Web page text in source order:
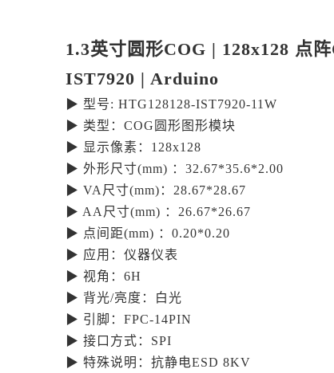
1.3英寸圆形COG | 128x128 点
IST7920 | Arduino
▶ 型号: HTG128128-IST7920-11W
▶ 类型：COG圆形图形模块
▶ 显示像素：128x128
▶ 外形尺寸(mm) ：32.67*35.6*2.00
▶ VA尺寸(mm)：28.67*28.67
▶ AA尺寸(mm) ：26.67*26.67
▶ 点间距(mm) ：0.20*0.20
▶ 应用：仪器仪表
▶ 视角：6H
▶ 背光/亮度：白光
▶ 引脚：FPC-14PIN
▶ 接口方式：SPI
▶ 特殊说明：抗静电ESD 8KV